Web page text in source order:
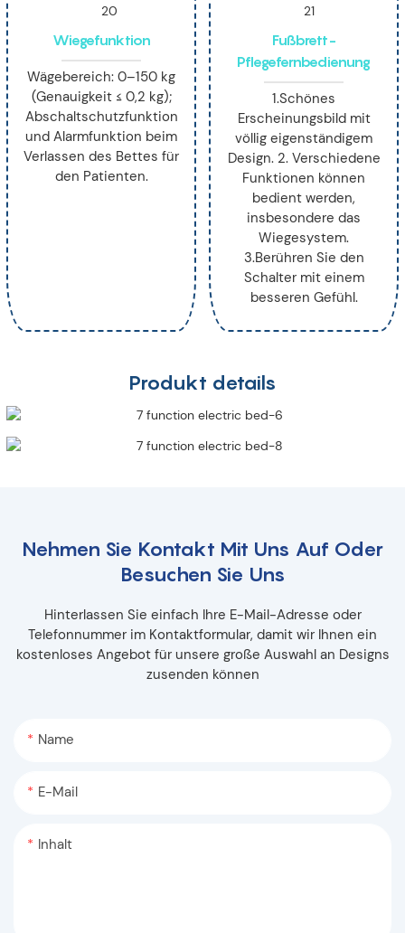
Wiegefunktion
Wägebereich: 0–150 kg
(Genauigkeit ≤ 0,2 kg);
Abschaltschutzfunktion
und Alarmfunktion beim
Verlassen des Bettes für
den Patienten.
Fußbrett-
Pflegefernbedienung
1.Schönes
Erscheinungsbild mit
völlig eigenständigem
Design. 2. Verschiedene
Funktionen können
bedient werden,
insbesondere das
Wiegesystem.
3.Berühren Sie den
Schalter mit einem
besseren Gefühl.
Produkt details
Nehmen Sie Kontakt Mit Uns Auf Oder
Besuchen Sie Uns
Hinterlassen Sie einfach Ihre E-Mail-Adresse oder
Telefonnummer im Kontaktformular, damit wir Ihnen ein
kostenloses Angebot für unsere große Auswahl an Designs
zusenden können
Name
E-Mail
Inhalt